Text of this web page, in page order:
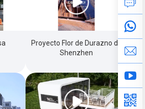
Proyecto Flor de Durazno de
Shenzhen